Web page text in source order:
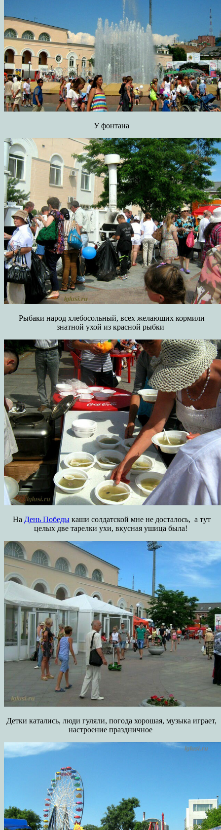
У фонтана
Рыбаки народ хлебосольный, всех желающих кормили
знатной ухой из красной рыбки
На День Победыкаши солдатской мне не досталось, а тут
целых две тарелки ухи, вкусная ушица была!
Детки катались, люди гуляли, погода хорошая, музыка играет,
настроение праздничное